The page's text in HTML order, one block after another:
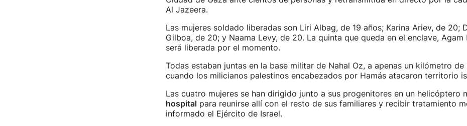
Al Jazeera.
Las mujeres soldado liberadas son Liri Albag, de 19 años; Karina Ariev, de 20;
Gilboa, de 20; y Naama Levy, de 20. La quinta que queda en el enclave, Agam
será liberada por el momento.
Todas estaban juntas en la base militar de Nahal Oz, a apenas un kilómetro de
cuando los milicianos palestinos encabezados por Hamás atacaron territorio
Las cuatro mujeres se han dirigido junto a sus progenitores en un helicóptero
hospitalpara reunirse allí con el resto de sus familiares y recibir tratamiento
informado el Ejército de Israel.